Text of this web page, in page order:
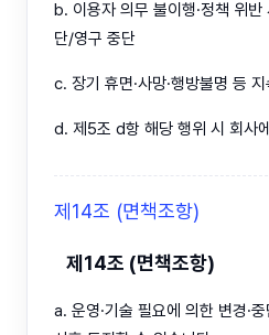
b. 이용자 의무 불이행·정책 위
단/영구 중단
c. 장기 휴면·사망·행방불명 등
d. 제5조 d항 해당 행위 시 회사
제14조 (면책조항)
제14조 (면책조항)
a. 운영·기술 필요에 의한 변경·